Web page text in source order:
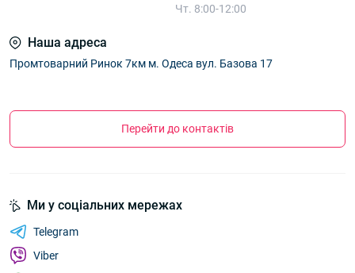
Чт. 8:00-12:00
Наша адреса
Промтоварний Ринок 7км м. Одеса вул. Базова 17
Перейти до контактів
Ми у соціальних мережах
Telegram
Viber